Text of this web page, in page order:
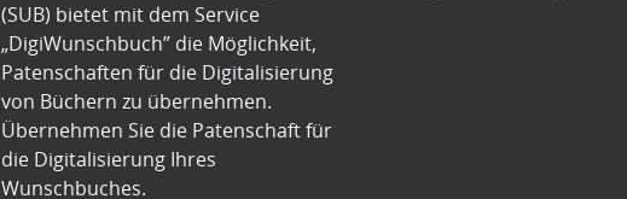
(SUB) bietet mit dem Service
„DigiWunschbuch” die Möglichkeit,
Patenschaften für die Digitalisierung
von Büchern zu übernehmen.
Übernehmen Sie die Patenschaft für
die Digitalisierung Ihres
Wunschbuches.